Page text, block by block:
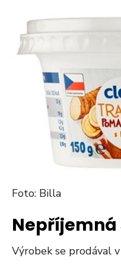
Foto: Billa
Nepříjemná
Výrobek se prodával